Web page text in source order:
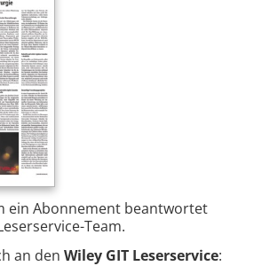
ein Abonnement beantwortet
Team.
an den Wiley GIT Leserservice: